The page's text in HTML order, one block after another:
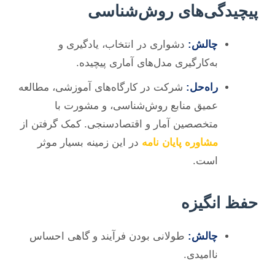
پیچیدگی‌های روش‌شناسی
چالش: دشواری در انتخاب، یادگیری و
به‌کارگیری مدل‌های آماری پیچیده.
راه‌حل: شرکت در کارگاه‌های آموزشی، مطالعه
عمیق منابع روش‌شناسی، و مشورت با
متخصصین آمار و اقتصادسنجی. کمک گرفتن از
مشاوره پایان نامه در این زمینه بسیار موثر
است.
حفظ انگیزه
چالش: طولانی بودن فرآیند و گاهی احساس
ناامیدی.